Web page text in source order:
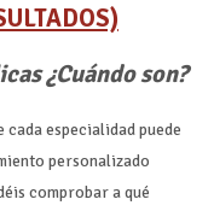
¿Cuándo son?
cada especialidad puede
personalizado
comprobar a qué